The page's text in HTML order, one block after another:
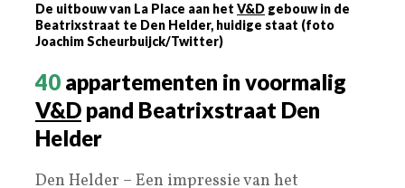
De uitbouw van La Place aan het V&D gebouw in de
Beatrixstraat te Den Helder, huidige staat (foto
Joachim Scheurbuijck/Twitter)
40 appartementen in voormalig
V&D pand Beatrixstraat Den
Helder
Den Helder – Een impressie van het